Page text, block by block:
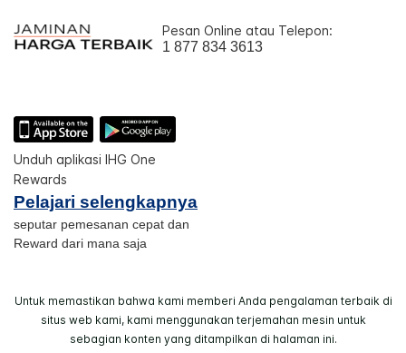
Pesan Online atau Telepon:
1 877 834 3613
Unduh aplikasi IHG One
Rewards
Pelajari selengkapnya
seputar pemesanan cepat dan
Reward dari mana saja
Untuk memastikan bahwa kami memberi Anda pengalaman terbaik di
situs web kami, kami menggunakan terjemahan mesin untuk
sebagian konten yang ditampilkan di halaman ini.